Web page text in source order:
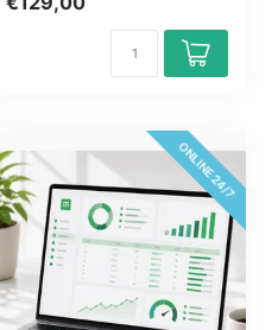
wannee...
ONLINE 24/7